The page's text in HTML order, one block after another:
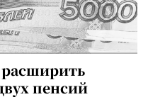
пенсий